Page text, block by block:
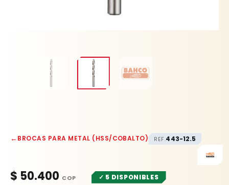
←BROCAS PARA METAL (HSS/COBALTO) REF.443-12.5
$ 50.400 ✓ 5 DISPONIBLES